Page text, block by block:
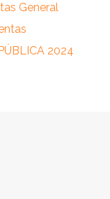
General
2024